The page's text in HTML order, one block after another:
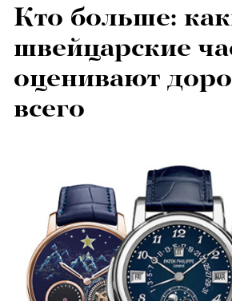
Кто больше:
швейцарские
оценивают
всего